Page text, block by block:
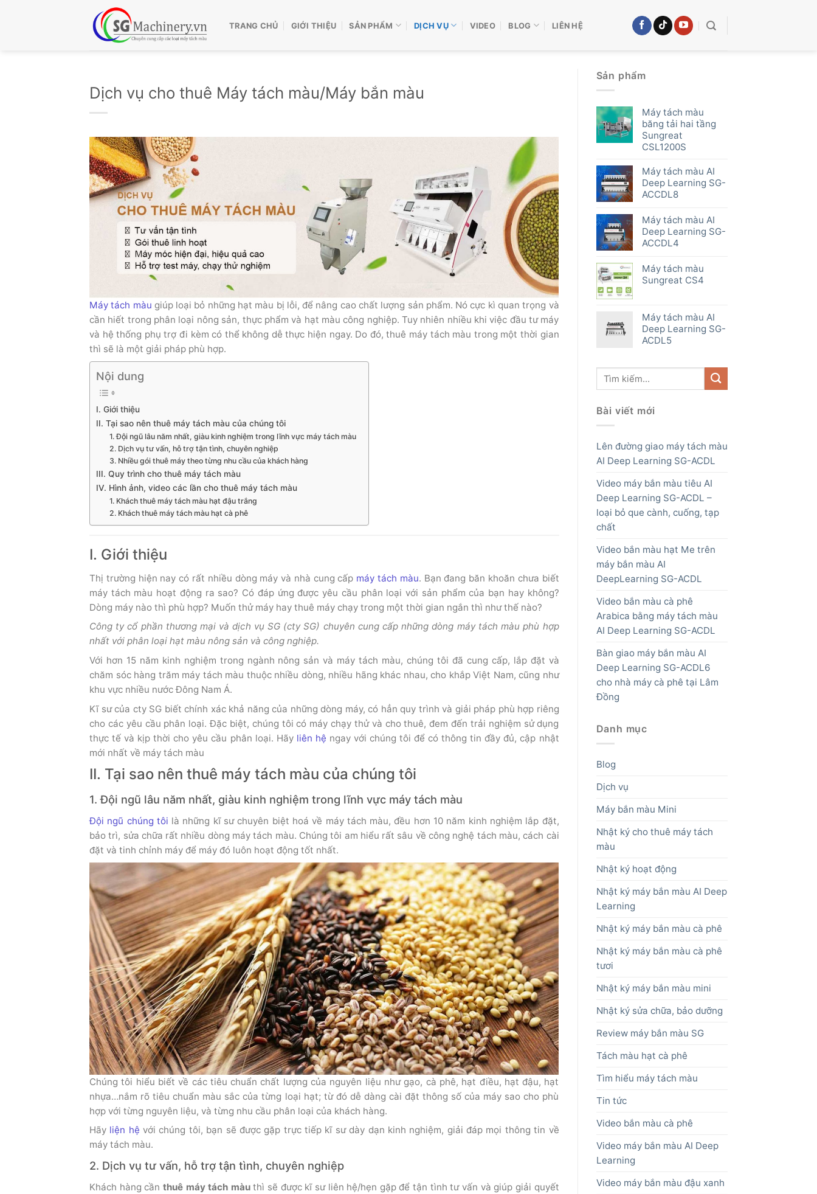
TRANG CHỦ GIỚI THIỆU SẢN PHẨM DỊCH VỤ VIDEO BLOG LIÊN HỆ
Dịch vụ cho thuê Máy tách màu/Máy bắn màu
Máy tách màu giúp loại bỏ những hạt màu bị lỗi, để nâng cao chất lượng sản phẩm. Nó cực kì quan trọng và
cần hiết trong phân loại nông sản, thực phẩm và hạt màu công nghiệp. Tuy nhiên nhiều khi việc đầu tư máy
và hệ thống phụ trợ đi kèm có thể không dễ thực hiện ngay. Do đó, thuê máy tách màu trong một thời gian
thì sẽ là một giải pháp phù hợp.
Nội dung
I. Giới thiệu
II. Tại sao nên thuê máy tách màu của chúng tôi
1. Đội ngũ lâu năm nhất, giàu kinh nghiệm trong lĩnh vực máy tách màu
2. Dịch vụ tư vấn, hỗ trợ tận tình, chuyên nghiệp
3. Nhiều gói thuê máy theo từng nhu cầu của khách hàng
III. Quy trình cho thuê máy tách màu
IV. Hình ảnh, video các lần cho thuê máy tách màu
1. Khách thuê máy tách màu hạt đậu trắng
2. Khách thuê máy tách màu hạt cà phê
I. Giới thiệu
Thị trường hiện nay có rất nhiều dòng máy và nhà cung cấp máy tách màu. Bạn đang băn khoăn chưa biết
máy tách màu hoạt động ra sao? Có đáp ứng được yêu cầu phân loại với sản phẩm của bạn hay không?
Dòng máy nào thì phù hợp? Muốn thử máy hay thuê máy chạy trong một thời gian ngắn thì như thế nào?
Công ty cổ phần thương mại và dịch vụ SG (cty SG) chuyên cung cấp những dòng máy tách màu phù hợp
nhất với phân loại hạt màu nông sản và công nghiệp.
Với hơn 15 năm kinh nghiệm trong ngành nông sản và máy tách màu, chúng tôi đã cung cấp, lắp đặt và
chăm sóc hàng trăm máy tách màu thuộc nhiều dòng, nhiều hãng khác nhau, cho khắp Việt Nam, cũng như
khu vực nhiều nước Đông Nam Á.
Kĩ sư của cty SG biết chính xác khả năng của những dòng máy, có hẳn quy trình và giải pháp phù hợp riêng
cho các yêu cầu phân loại. Đặc biệt, chúng tôi có máy chạy thử và cho thuê, đem đến trải nghiệm sử dụng
thực tế và kịp thời cho yêu cầu phân loại. Hãy liên hệ ngay với chúng tôi để có thông tin đầy đủ, cập nhật
mới nhất về máy tách màu
II. Tại sao nên thuê máy tách màu của chúng tôi
1. Đội ngũ lâu năm nhất, giàu kinh nghiệm trong lĩnh vực máy tách màu
Đội ngũ chúng tôi là những kĩ sư chuyên biệt hoá về máy tách màu, đều hơn 10 năm kinh nghiệm lắp đặt,
bảo trì, sửa chữa rất nhiều dòng máy tách màu. Chúng tôi am hiểu rất sâu về công nghệ tách màu, cách cài
đặt và tinh chỉnh máy để máy đó luôn hoạt động tốt nhất.
Chúng tôi hiểu biết về các tiêu chuẩn chất lượng của nguyên liệu như gạo, cà phê, hạt điều, hạt đậu, hạt
nhựa…nắm rõ tiêu chuẩn màu sắc của từng loại hạt; từ đó dễ dàng cài đặt thông số của máy sao cho phù
hợp với từng nguyên liệu, và từng nhu cầu phân loại của khách hàng.
Hãy liện hệ với chúng tôi, bạn sẽ được gặp trực tiếp kĩ sư dày dạn kinh nghiệm, giải đáp mọi thông tin về
máy tách màu.
2. Dịch vụ tư vấn, hỗ trợ tận tình, chuyên nghiệp
Khách hàng cần thuê máy tách màuthì sẽ được kĩ sư liên hệ/hẹn gặp để tận tình tư vấn và giúp giải quyết
Sản phẩm
Máy tách màu
băng tải hai tầng
Sungreat
CSL1200S
Máy tách màu AI
Deep Learning SG-
ACCDL8
Máy tách màu AI
Deep Learning SG-
ACCDL4
Máy tách màu
Sungreat CS4
Máy tách màu AI
Deep Learning SG-
ACDL5
Bài viết mới
Lên đường giao máy tách màu
AI Deep Learning SG-ACDL
Video máy bắn màu tiêu AI
Deep Learning SG-ACDL –
loại bỏ que cành, cuống, tạp
chất
Video bắn màu hạt Me trên
máy bắn màu AI
DeepLearning SG-ACDL
Video bắn màu cà phê
Arabica bằng máy tách màu
AI Deep Learning SG-ACDL
Bàn giao máy bắn màu AI
Deep Learning SG-ACDL6
cho nhà máy cà phê tại Lâm
Đồng
Danh mục
Blog
Dịch vụ
Máy bắn màu Mini
Nhật ký cho thuê máy tách
màu
Nhật ký hoạt động
Nhật ký máy bắn màu AI Deep
Learning
Nhật ký máy bắn màu cà phê
Nhật ký máy bắn màu cà phê
tươi
Nhật ký máy bắn màu mini
Nhật ký sửa chữa, bảo dưỡng
Review máy bắn màu SG
Tách màu hạt cà phê
Tìm hiểu máy tách màu
Tin tức
Video bắn màu cà phê
Video máy bắn màu AI Deep
Learning
Video máy bắn màu đậu xanh